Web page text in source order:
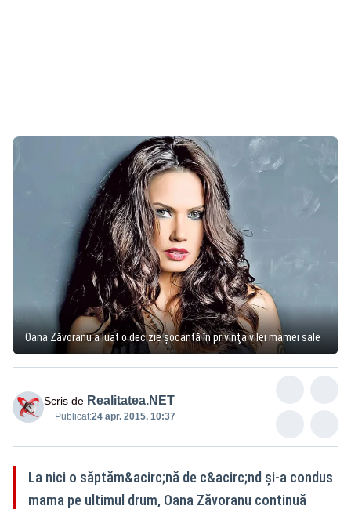
Oana Zăvoranu a luat o decizie şocantă în privinţa vilei mamei sale
Scris de Realitatea.NET
Publicat:24 apr. 2015, 10:37
La nici o săptăm&acirc;nă de c&acirc;nd şi-a condus
mama pe ultimul drum, Oana Zăvoranu continuă